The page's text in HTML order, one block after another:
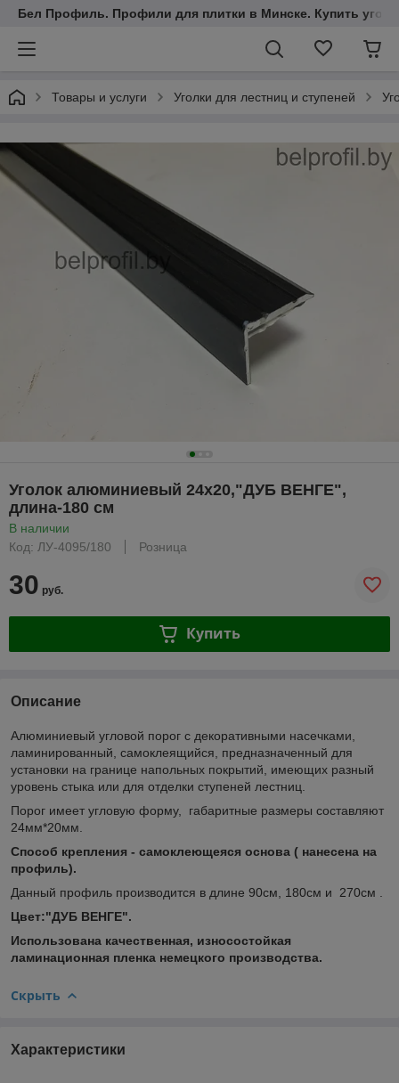
Бел Профиль. Профили для плитки в Минске. Купить
Товары и услуги Уголки для лестниц и ступеней
Уголок алюминиевый 24х20,"ДУБ ВЕНГЕ",
длина-180 см
В наличии
Код: ЛУ-4095/180
Розница
30 руб.
Купить
Описание
Алюминиевый угловой порог с декоративными насечками,
ламинированный, самоклеящийся, предназначенный для
установки на границе напольных покрытий, имеющих разный
уровень стыка или для отделки ступеней лестниц.
Порог имеет угловую форму, габаритные размеры составляют
24мм*20мм.
Способ крепления - самоклеющеяся основа ( нанесена на
профиль).
Данный профиль производится в длине 90см, 180см и 270см .
Цвет:"ДУБ ВЕНГЕ".
Использована качественная, износостойкая
ламинационная пленка немецкого производства.
Скрыть
Характеристики